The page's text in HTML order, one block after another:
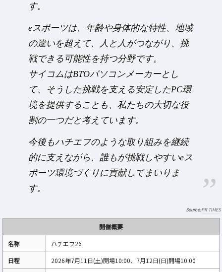
す。
eスポーツは、年齢や身体的な特性、地域
の違いを超えて、人と人がつながり、挑
戦できる可能性を持つ分野です。
サイコムはBTOパソコンメーカーとし
て、そうした挑戦を支える安定したPC環
境を提供することも、私たちの大切な役
割の一つだと考えています。
今後もハチエフのような取り組みを継続
的に支えながら、誰もが挑戦しやすいeス
ポーツ環境づくりに貢献してまいりま
す。
PR TIMES
開催概要
名称
ハチエフ26
日程
2026年7月11日(土)開場10:00、7月12日(日)開場10:00